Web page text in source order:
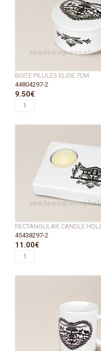
BOITE PILULES ELISE 7CM
44804297-2
9.50€
RECTANGULAR CANDLE
45438297-2
11.00€